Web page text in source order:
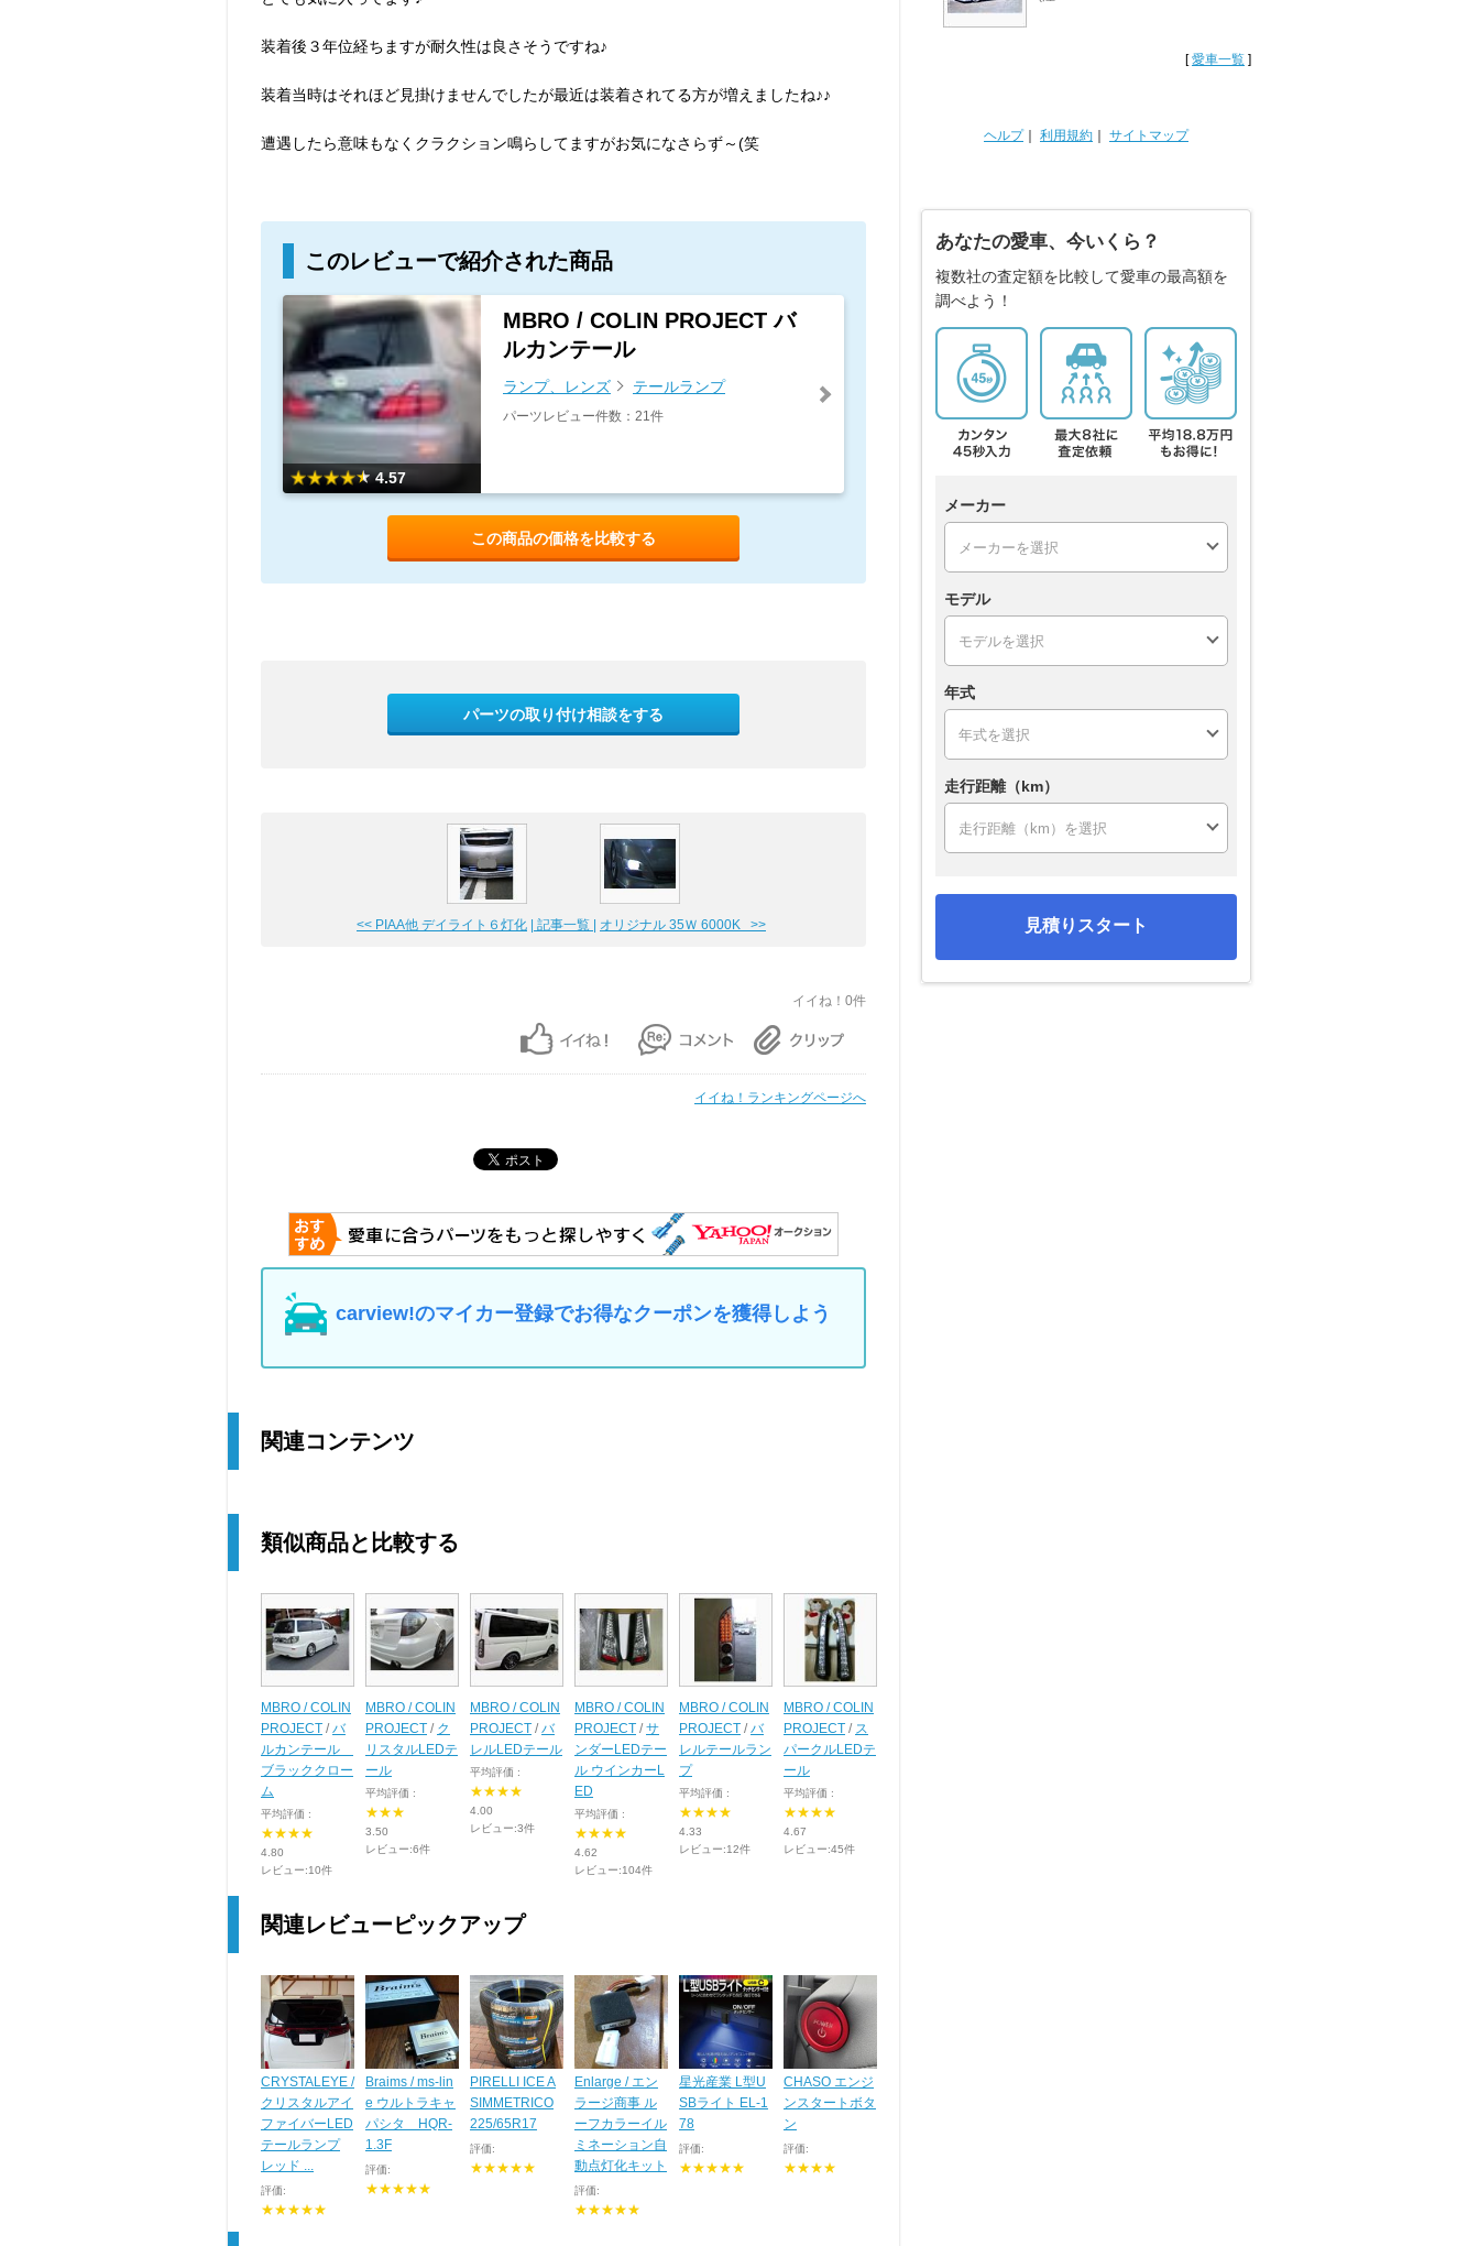
装着後３年位経ちますが耐久性は良さそうですね♪
装着当時はそれほど見掛けませんでしたが最近は装着されてる方が増えましたね♪♪
遭遇したら意味もなくクラクション鳴らしてますがお気になさらず～(笑
このレビューで紹介された商品
4.57
MBRO / COLIN PROJECT バ
ルカンテール
ランプ、レンズ テールランプ
パーツレビュー件数：21件
この商品の価格を比較する
パーツの取り付け相談をする
<< PIAA他 デイライト６灯化 | 記事一覧 | オリジナル 35Ｗ 6000K >>
イイね！0件
イイね！ランキングページへ
carview!のマイカー登録でお得なクーポンを獲得しよう
関連コンテンツ
類似商品と比較する
MBRO / COLIN
PROJECT /バ
ルカンテール
ブラッククロー
ム
平均評価 :
★★★★
4.80
レビュー:10件
MBRO / COLIN
PROJECT / ク
リスタルLEDテ
ール
平均評価 :
★★★
3.50
レビュー:6件
MBRO / COLIN
PROJECT /バ
レルLEDテール
平均評価 :
★★★★
4.00
レビュー:3件
MBRO / COLIN
PROJECT /サ
ンダーLEDテー
ル ウインカーL
ED
平均評価 :
★★★★
4.62
レビュー:104件
MBRO / COLIN
PROJECT /バ
レルテールラン
プ
平均評価 :
★★★★
4.33
レビュー:12件
MBRO / COLIN
PROJECT / ス
パークルLEDテ
ール
平均評価 :
★★★★
4.67
レビュー:45件
関連レビューピックアップ
CRYSTALEYE /
クリスタルアイ
ファイバーLED
テールランプ
レッド ...
評価:
★★★★★
Braims / ms-lin
e ウルトラキャ
パシタ HQR-
1.3F
評価:
★★★★★
PIRELLI ICE A
SIMMETRICO
225/65R17
評価:
★★★★★
Enlarge / エン
ラージ商事 ル
ーフカラーイル
ミネーション自
動点灯化キット
評価:
★★★★★
星光産業 L型U
SBライト EL-1
78
評価:
★★★★★
CHASO エンジ
ンスタートボタ
ン
評価:
★★★★
[愛車一覧 ]
ヘルプ｜ 利用規約 サイトマップ
あなたの愛車、今いくら？
複数社の査定額を比較して愛車の最高額を
調べよう！
メーカー
モデル
年式
走行距離（km）
見積りスタート